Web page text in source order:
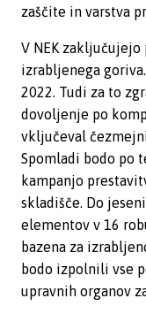
zaščite in varstva
V NEK
izrabljenega
2022. Tudi za to
dovoljenje po
vključeval
Spomladi bodo po
kampanjo
skladišče. Do
elementov v 16
bazena za
bodo izpolnili vse
upravnih organov